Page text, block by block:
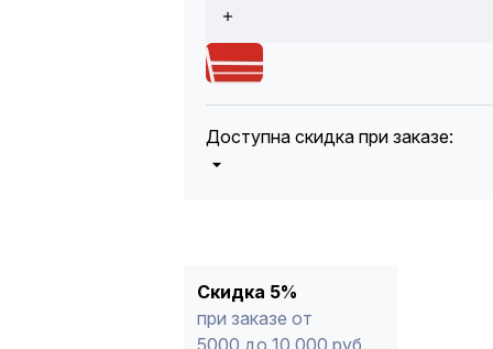
Доступна скидка при заказе:
* -Для заказов, состоящих
продукции, максимальная скидка
Скидка 5%
при заказе от
5000 до 10 000 руб.